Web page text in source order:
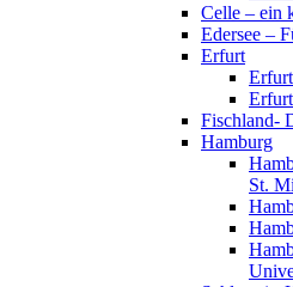
Celle – ein
Edersee –
Erfurt
Fischland-
Hamburg
St.